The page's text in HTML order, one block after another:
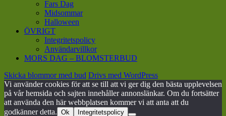
Fars Dag
Midsommar
Halloween
ÖVRIGT
Integritetspolicy
Användarvillkor
MORS DAG – BLOMSTERBUD
Skicka blommor med bud Drivs med WordPress
Vi använder cookies för att se till att vi ger dig den bästa upplevelsen
på vår hemsida och sajten innehåller annonslänkar. Om du fortsätter
att använda den här webbplatsen kommer vi att anta att du
godkänner detta. Ok Integritetspolicy